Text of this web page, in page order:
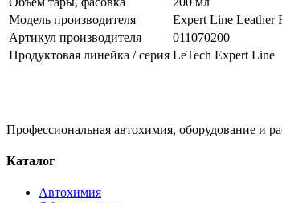
Модель производителя
Expert Line Leather
Артикул производителя
011070200
Продуктовая линейка / серия LeTech Expert Line
Профессиональная автохимия, оборудование и
Каталог
Автохимия